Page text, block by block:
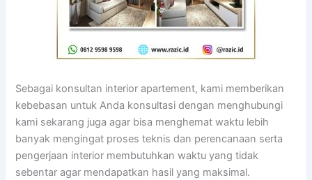
Sebagai konsultan interior apartement, kami memberikan
kebebasan untuk Anda konsultasi dengan menghubungi
kami sekarang juga agar bisa menghemat waktu lebih
banyak mengingat proses teknis dan perencanaan serta
pengerjaan interior membutuhkan waktu yang tidak
sebentar agar mendapatkan hasil yang maksimal.